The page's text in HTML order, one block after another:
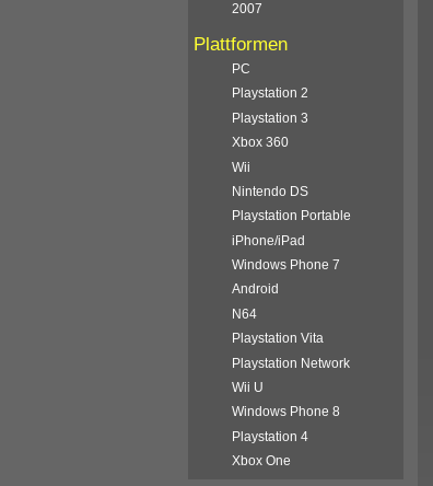
2007
Plattformen
PC
Playstation 2
Playstation 3
Xbox 360
Wii
Nintendo DS
Playstation Portable
iPhone/iPad
Windows Phone 7
Android
N64
Playstation Vita
Playstation Network
Wii U
Windows Phone 8
Playstation 4
Xbox One